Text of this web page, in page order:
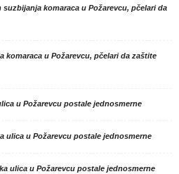
suzbijanja komaraca u Požarevcu, pčelari da
komaraca u Požarevcu, pčelari da zaštite
u Požarevcu postale jednosmerne
ulica u Požarevcu postale jednosmerne
ulica u Požarevcu postale jednosmerne